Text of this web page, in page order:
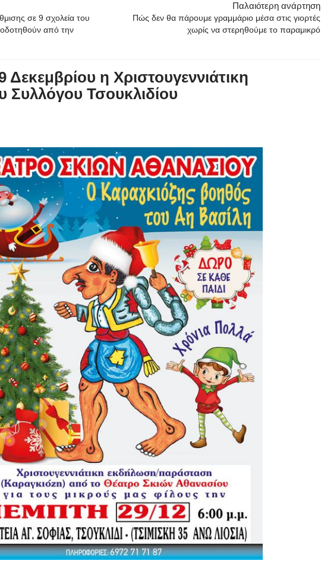
σε 9 σχολεία του
από την
Παλαιότερη ανάρτηση
Πώς δεν θα πάρουμε γραμμάριο μέσα στις γιορτές
χωρίς να στερηθούμε το παραμικρό
η Χριστουγεννιάτικη
Τσουκλιδίου